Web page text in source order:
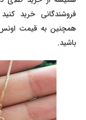
فروشندگانی خرید
همچنین به قیمت اونس
باشید.